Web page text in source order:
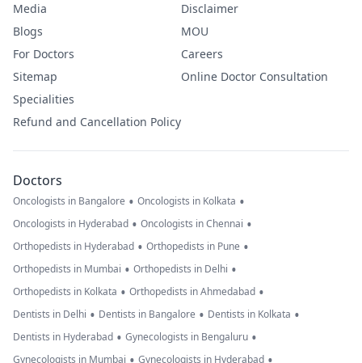
Media
Blogs
For Doctors
Sitemap
Specialities
Refund and Cancellation Policy
Disclaimer
MOU
Careers
Online Doctor Consultation
Doctors
Oncologists in Bangalore • Oncologists in Kolkata •
Oncologists in Hyderabad • Oncologists in Chennai •
Orthopedists in Hyderabad • Orthopedists in Pune •
Orthopedists in Mumbai • Orthopedists in Delhi •
Orthopedists in Kolkata • Orthopedists in Ahmedabad •
Dentists in Delhi • Dentists in Bangalore • Dentists in Kolkata •
Dentists in Hyderabad • Gynecologists in Bengaluru •
Gynecologists in Mumbai Gynecologists in Hyderabad